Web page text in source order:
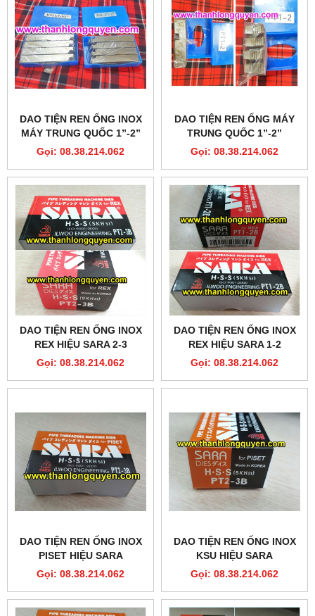
DAO TIỆN REN ỐNG INOX
MÁY TRUNG QUỐC 1”-2”
HSS
Gọi: 08.38.214.062
DAO TIỆN REN ỐNG MÁY
TRUNG QUỐC 1”-2”
Gọi: 08.38.214.062
DAO TIỆN REN ỐNG INOX
REX HIỆU SARA 2-3
Gọi: 08.38.214.062
DAO TIỆN REN ỐNG INOX
REX HIỆU SARA 1-2
Gọi: 08.38.214.062
DAO TIỆN REN ỐNG INOX
PISET HIỆU SARA
Gọi: 08.38.214.062
DAO TIỆN REN ỐNG INOX
KSU HIỆU SARA
Gọi: 08.38.214.062